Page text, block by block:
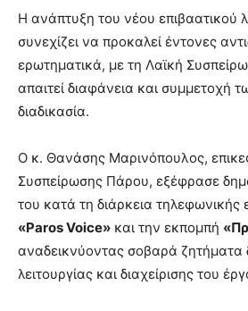
Η ανάπτυξη του νέου επιβαατικού
συνεχίζει να προκαλεί έντονες
ερωτηματικά, με τη Λαϊκή
απαιτεί διαφάνεια και συμμετοχή
διαδικασία.
Ο κ. Θανάσης Μαρινόπουλος,
Συσπείρωσης Πάρου, εξέφρασε
του κατά τη διάρκεια τηλεφωνικής
«Paros Voice» και την εκπομπή
αναδεικνύοντας σοβαρά ζητήματα
λειτουργίας και διαχείρισης του